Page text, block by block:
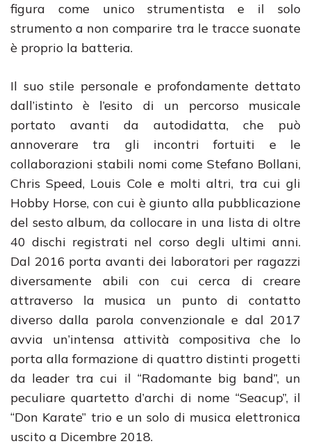
figura come unico strumentista e il solo
strumento a non comparire tra le tracce suonate
è proprio la batteria.
Il suo stile personale e profondamente dettato
dall’istinto è l’esito di un percorso musicale
portato avanti da autodidatta, che può
annoverare tra gli incontri fortuiti e le
collaborazioni stabili nomi come Stefano Bollani,
Chris Speed, Louis Cole e molti altri, tra cui gli
Hobby Horse, con cui è giunto alla pubblicazione
del sesto album, da collocare in una lista di oltre
40 dischi registrati nel corso degli ultimi anni.
Dal 2016 porta avanti dei laboratori per ragazzi
diversamente abili con cui cerca di creare
attraverso la musica un punto di contatto
diverso dalla parola convenzionale e dal 2017
avvia un’intensa attività compositiva che lo
porta alla formazione di quattro distinti progetti
da leader tra cui il “Radomante big band”, un
peculiare quartetto d’archi di nome “Seacup”, il
“Don Karate” trio e un solo di musica elettronica
uscito a Dicembre 2018.